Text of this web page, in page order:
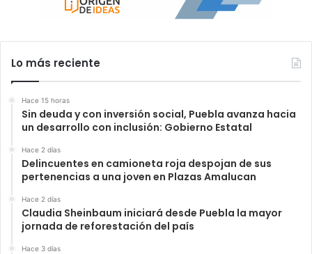
Lo más reciente
Hace 15 horas
Sin deuda y con inversión social, Puebla avanza hacia
un desarrollo con inclusión: Gobierno Estatal
Hace 2 días
Delincuentes en camioneta roja despojan de sus
pertenencias a una joven en Plazas Amalucan
Hace 2 días
Claudia Sheinbaum iniciará desde Puebla la mayor
jornada de reforestación del país
Hace 3 días